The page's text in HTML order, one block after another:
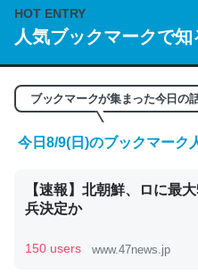
https://
/064121
─GPTの仕組みと限界について
くらい。小説でいう「ずっ
ど、短期記憶というには多
かりやすく強くなりそう
HOT ENTRY
人気ブックマークで知
ブックマークが集まった今日の
今日8/9(日)のブックマーク
【速報】北朝鮮、ロに最
兵決定か
150 users www.47news.jp